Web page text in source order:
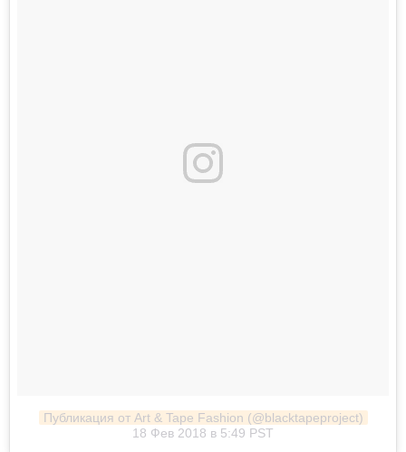
Публикация от Art & Tape Fashion (@blacktapeproject)
18 Фев 2018 в 5:49 PST